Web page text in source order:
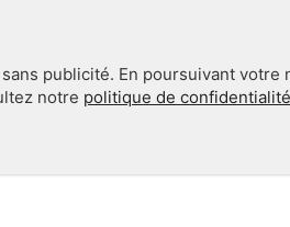
publicité. En poursuivant votre
notre politique de